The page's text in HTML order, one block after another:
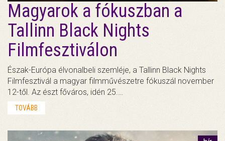
Magyarok a fókuszban a
Tallinn Black Nights
Filmfesztiválon
Észak-Európa élvonalbeli szemléje, a Tallinn Black Nights
Filmfesztivál a magyar filmművészetre fókuszál november
12-től. Az észt főváros, idén 25.…
TOVÁBB